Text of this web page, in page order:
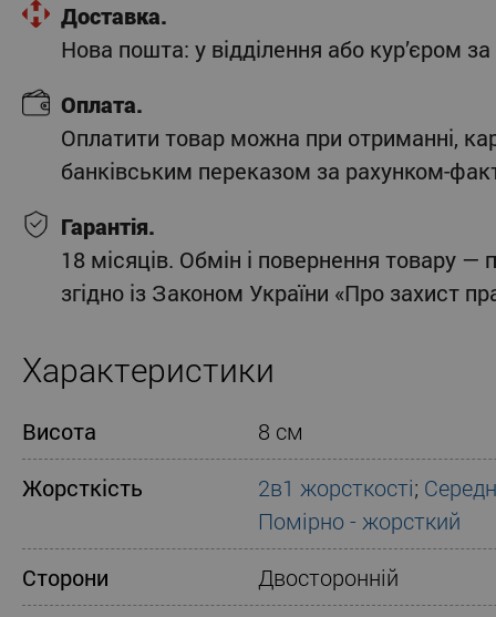
Доставка.
Нова пошта: у відділення або кур’єром
Оплата.
Оплатити товар можна при отриманні,
банківським переказом за рахунком-
Гарантія.
18 місяців. Обмін і повернення товару —
згідно із Законом України «Про захист
Характеристики
Висота
8 см
Жорсткість
2в1 жорсткості;
Помірно - жорсткий
Сторони
Двосторонній